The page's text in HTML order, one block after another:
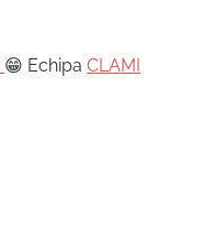
😁 Echipa CLAMI